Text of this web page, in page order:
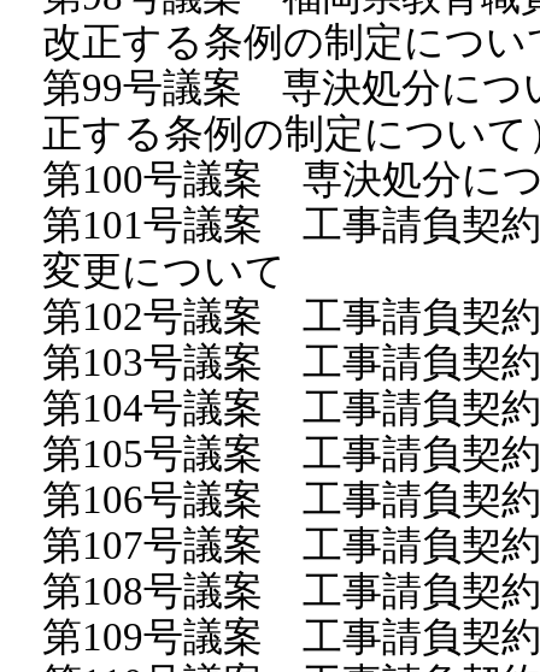
改正する条例の制定につい
第99号議案 専決処分につ
正する条例の制定について
第100号議案 専決処分に
第101号議案 工事請負契
変更について
第102号議案 工事請負契
第103号議案 工事請負契
第104号議案 工事請負契
第105号議案 工事請負契
第106号議案 工事請負契
第107号議案 工事請負契
第108号議案 工事請負契
第109号議案 工事請負契